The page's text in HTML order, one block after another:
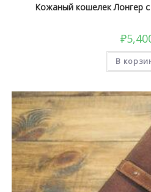
Кожаный кошелек Лонгер
₽
В